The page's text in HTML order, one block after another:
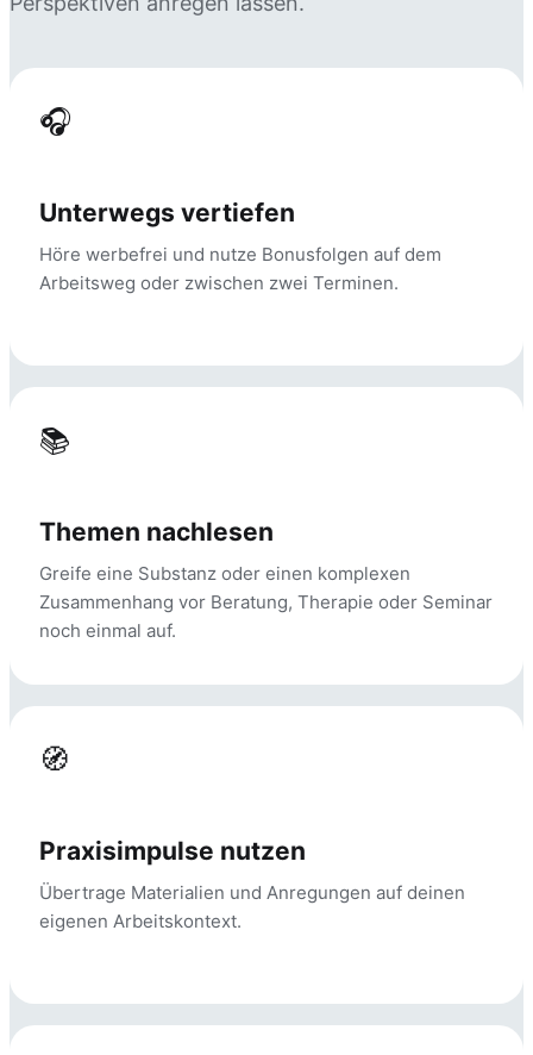
🎧
Unterwegs vertiefen
Höre werbefrei und nutze Bonusfolgen auf dem
Arbeitsweg oder zwischen zwei Terminen.
📚
Themen nachlesen
Greife eine Substanz oder einen komplexen
Zusammenhang vor Beratung, Therapie oder Seminar
noch einmal auf.
🧭
Praxisimpulse nutzen
Übertrage Materialien und Anregungen auf deinen
eigenen Arbeitskontext.